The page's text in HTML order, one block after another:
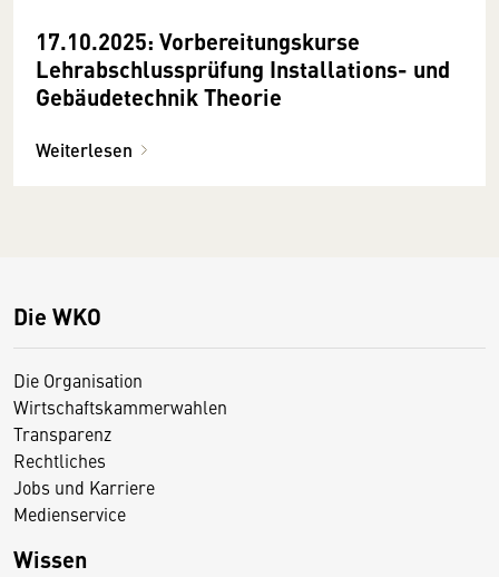
17.10.2025: Vorbereitungskurse
Lehrabschlussprüfung Installations- und
Gebäudetechnik Theorie
Weiterlesen
Die WKO
Die Organisation
Wirtschaftskammerwahlen
Transparenz
Rechtliches
Jobs und Karriere
Medienservice
Wissen